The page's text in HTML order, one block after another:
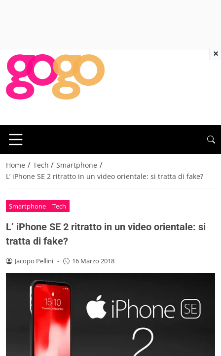
Home / Tech / Smartphone /
L’ iPhone SE 2 ritratto in un video orientale: si tratta di fake?
Smartphone Tech
L’ iPhone SE 2 ritratto in un video orientale: si
tratta di fake?
Jacopo Pellini - 16 Marzo 2018
×